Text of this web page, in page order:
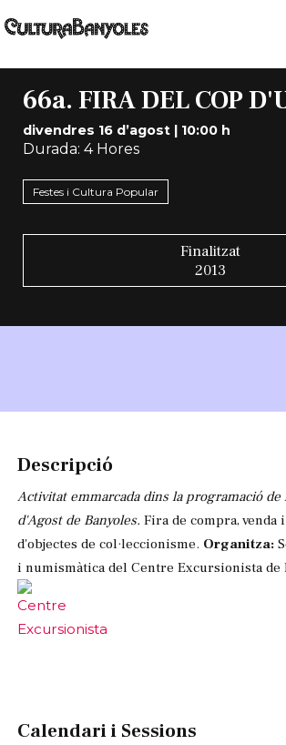
66a. FIRA DEL COP
divendres 16 d’agost| 10:00 h
Durada: 4 Hores
Festes i Cultura Popular
Finalitzat
2013
Descripció
Activitat emmarcada dins la programació de
d'Agost de Banyoles. Fira de compra, venda
d'objectes de col·leccionisme. Organitza:
i numismàtica del Centre Excursionista de
Calendari i Sessions